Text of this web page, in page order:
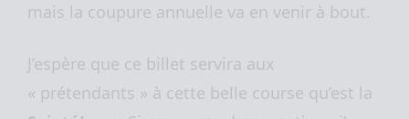
mais la coupure annuelle va en venir à bout.
J’espère que ce billet servira aux
« prétendants » à cette belle course qu’est la